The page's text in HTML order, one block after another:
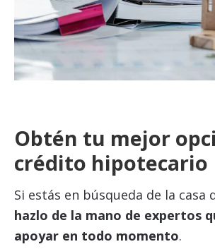
Obtén tu mejor
crédito hipotecario
Si estás en búsqueda de la casa
hazlo de la mano de expertos
apoyar en todo momento.